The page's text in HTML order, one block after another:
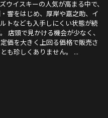
ウイスキーの人気が高まる中で、
響をはじめ、厚岸や嘉之助、イ
トなども入手しにくい状態が続
店頭で見かける機会が少なく、
価を大きく上回る価格で販売さ
も珍しくありません。 ...